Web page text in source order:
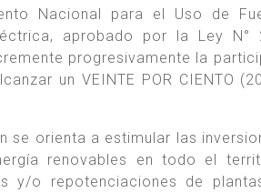
Nacional para el Uso de
aprobado por la Ley
progresivamente la
un VEINTE POR CIENTO
se orienta a estimular las
renovables en todo el
y/o repotenciaciones de